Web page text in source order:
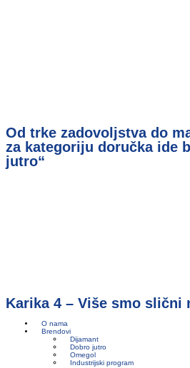
Od trke zadovoljstva do
za kategoriju doručka ide
jutro“
Karika 4 – Više smo slični
O nama
Brendovi
Dijamant
Dobro jutro
Omegol
Industrijski program